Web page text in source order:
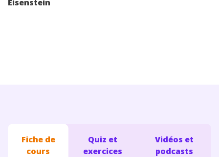
Eisenstein
Fiche de
cours
Quiz et
exercices
Vidéos et
podcasts